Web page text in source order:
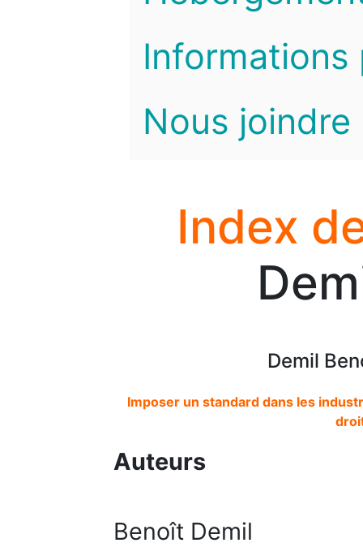
Informations
Nous joindre
Index
Demil
Imposer un standard dans les
Auteurs
Benoît Demil